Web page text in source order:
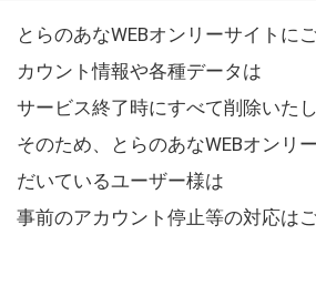
とらのあなWEBオンリーサイトに
カウント情報や各種データは
サービス終了時にすべて削除いたし
そのため、とらのあなWEBオンリ
だいているユーザー様は
事前のアカウント停止等の対応はご